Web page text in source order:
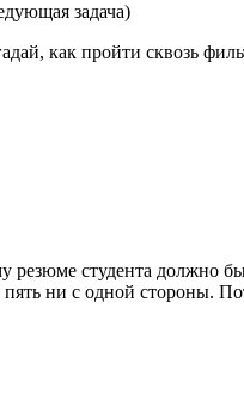
задача)
как пройти
резюме студента
пять ни с одной стороны.